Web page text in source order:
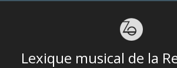
Lexique musical de la